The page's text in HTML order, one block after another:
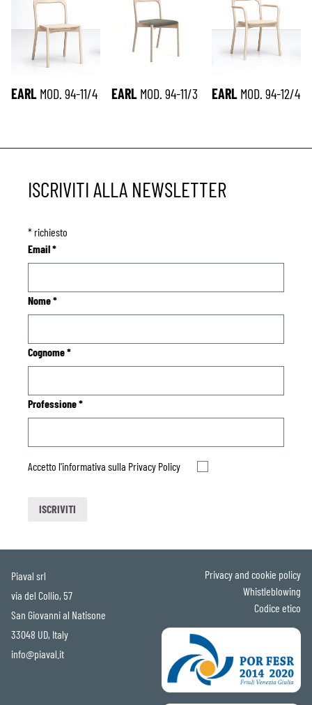
EARL MOD. 94-11/4 EARL MOD. 94-11/3 EARL MOD. 94-12/4
ISCRIVITI ALLA NEWSLETTER
* richiesto
Email*
Nome*
Cognome*
Professione*
Accetto l'informativa sulla Privacy Policy
Piaval srl
via del Collio, 57
San Giovanni al Natisone
33048 UD, Italy
info@piaval.it
Privacy and cookie policy
Whistleblowing
Codice etico